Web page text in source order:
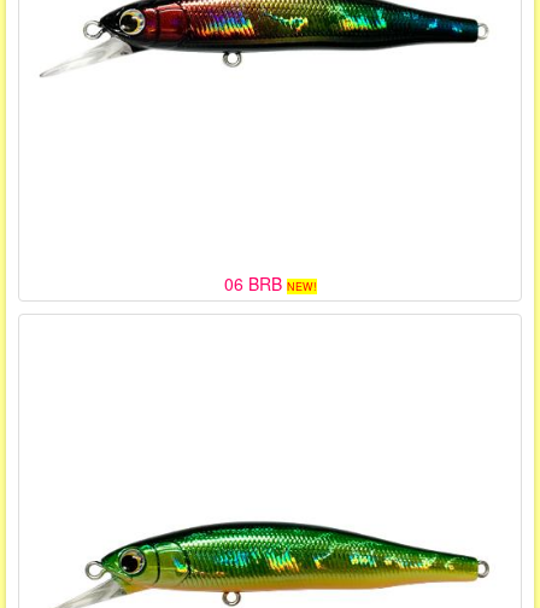
06 BRB NEW!